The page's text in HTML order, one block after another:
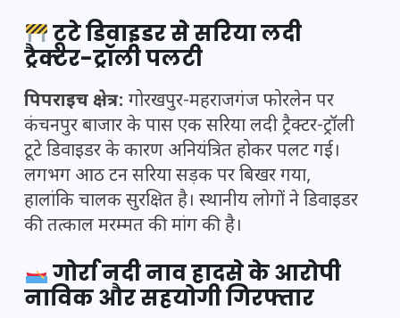
टूटे डिवाइडर से सरिया लदी
ट्रैक्टर-ट्रॉली पलटी
पिपराइच क्षेत्र: गोरखपुर-महराजगंज फोरलेन पर
कंचनपुर बाजार के पास एक सरिया लदी ट्रैक्टर-ट्रॉली
टूटे डिवाइडर के कारण अनियंत्रित होकर पलट गई।
लगभग आठ टन सरिया सड़क पर बिखर गया,
हालांकि चालक सुरक्षित है। स्थानीय लोगों ने डिवाइडर
की तत्काल मरम्मत की मांग की है।
गोर्रा नदी नाव हादसे के आरोपी
नाविक और सहयोगी गिरफ्तार